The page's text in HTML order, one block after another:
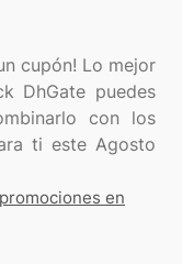
cupón! Lo mejor
DhGate puedes
con los
ti este Agosto
en